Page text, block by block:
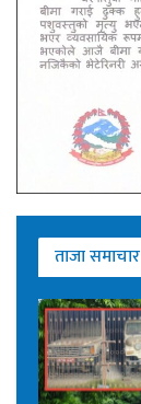
ताजा समाचार